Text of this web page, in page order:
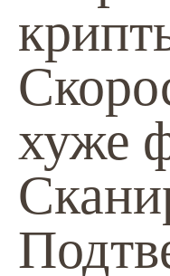
хуже